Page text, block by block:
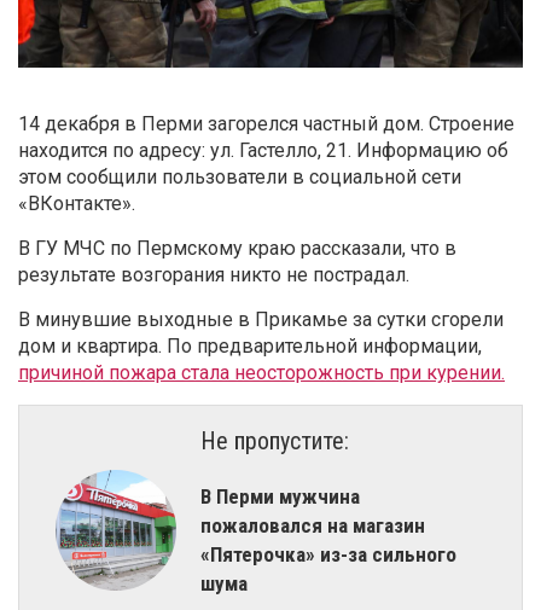
14 декабря в Перми загорелся частный дом. Строение
находится по адресу: ул. Гастелло, 21. Информацию об
этом сообщили пользователи в социальной сети
«ВКонтакте».
В ГУ МЧС по Пермскому краю рассказали, что в
результате возгорания никто не пострадал.
В минувшие выходные в Прикамье за сутки сгорели
дом и квартира. По предварительной информации,
причиной пожара стала неосторожность при курении.
Не пропустите:
​В Перми мужчина
пожаловался на магазин
«Пятерочка» из-за сильного
шума